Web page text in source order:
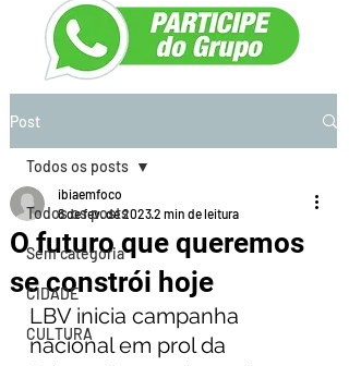
Post
Todos os posts
Sem categoria
CIDADE
CULTURA
Todos os posts
O futuro que queremos
se constrói hoje
ibiaemfoco
8 de fev. de 20232 min de leitura
LBV inicia campanha
nacional em prol da